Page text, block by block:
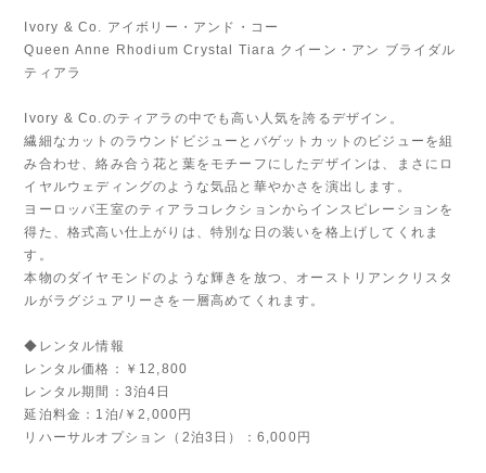
Ivory & Co. アイボリー・アンド・コー
Queen Anne Rhodium Crystal Tiara クイーン・アン ブライダル
ティアラ
Ivory & Co.のティアラの中でも高い人気を誇るデザイン。
繊細なカットのラウンドビジューとバゲットカットのビジューを組
み合わせ、絡み合う花と葉をモチーフにしたデザインは、まさにロ
イヤルウェディングのような気品と華やかさを演出します。
ヨーロッパ王室のティアラコレクションからインスピレーションを
得た、格式高い仕上がりは、特別な日の装いを格上げしてくれま
す。
本物のダイヤモンドのような輝きを放つ、オーストリアンクリスタ
ルがラグジュアリーさを一層高めてくれます。
◆レンタル情報
レンタル価格：￥12,800
レンタル期間：3泊4日
延泊料金：1泊/￥2,000円
リハーサルオプション（2泊3日）：6,000円